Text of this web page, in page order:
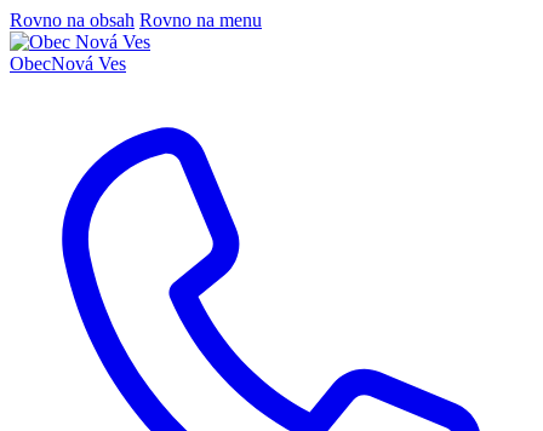
Rovno na obsah Rovno na menu
ObecNová Ves